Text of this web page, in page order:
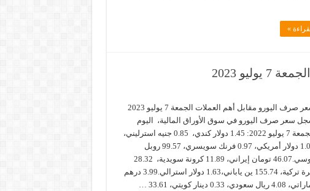
»
2023
سعر صرف اليورو مقابل أهم العملات الجمعة 7 يوليو 2023
سعر صرف اليورو في سوق الأوراق المالية، اليوم
الجمعة 7 يوليو 2022: 1.45 دولار كندي، 0.85 جنيه استرليني،
1.08 دولار أمريكي، 0.97 فرنك سويسري، 99.57 روبل
روسي.46.07 تومان إيراني، 11.89 كرونة سويدية، 28.32
ليرة تركية، 155.74 ين ياباني،1.63 دولار استرالي.3.99 درهم
4.08 ريال سعودي، 0.33 دينار كويتي، 33.61 …